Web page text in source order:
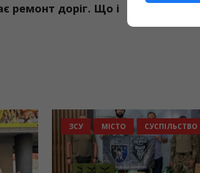
ремонт доріг. Що і
КУЛЬТУРА
МИСТЕЦТВО
НОВИНИ ГРОМАД
ПОДІЇ
СУСПІЛЬСТВО